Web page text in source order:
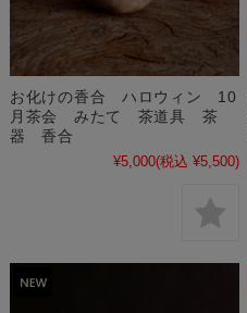
お化けの香合 ハロウィン 10
月茶会 みたて 茶道具 茶
器 香合
¥5,000(税込 ¥5,500)